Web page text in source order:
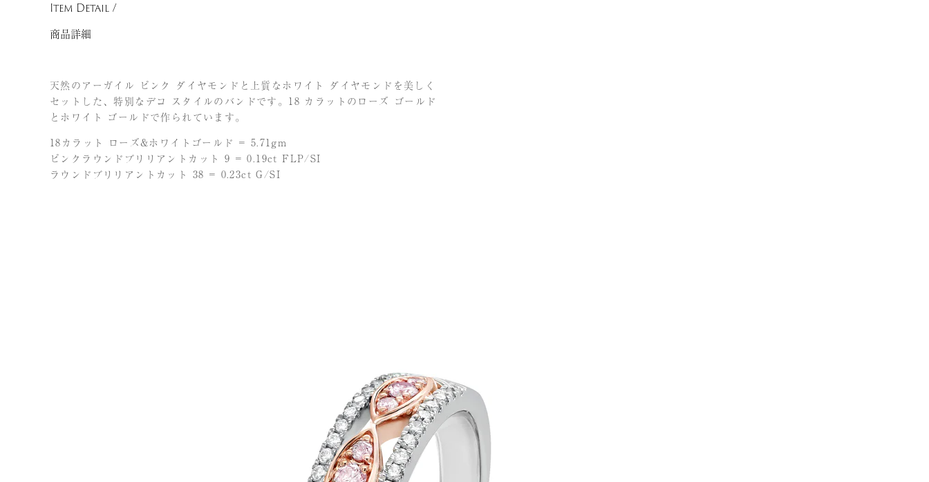
Item Detail /
商品詳細
天然のアーガイル ピンク ダイヤモンドと上質なホワイト ダイヤモンドを美しく
セットした、特別なデコ スタイルのバンドです。18 カラットのローズ ゴールド
とホワイト ゴールドで作られています。
18カラット ローズ&ホワイトゴールド = 5.71gm
ピンクラウンドブリリアントカット 9 = 0.19ct FLP/SI
ラウンドブリリアントカット 38 = 0.23ct G/SI